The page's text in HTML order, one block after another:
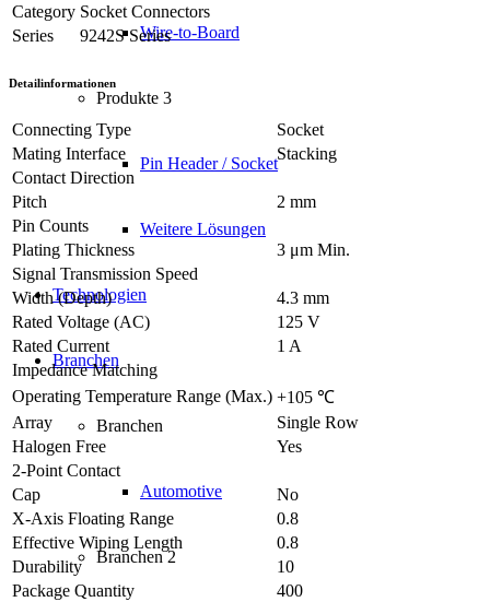
Wire-to-Board
Produkte 3
Pin Header / Socket
Weitere Lösungen
Technologien
Branchen
Branchen
Automotive
Branchen 2
Category Socket Connectors
Series
9242S Series
Detailinformationen
Connecting Type
Socket
Mating Interface
Stacking
Contact Direction
Pitch
2 mm
Pin Counts
Plating Thickness
3 μm Min.
Signal Transmission Speed
Width (Depth)
4.3 mm
Rated Voltage (AC)
125 V
Rated Current
1 A
Impedance Matching
Operating Temperature Range (Max.) +105 ℃
Array
Single Row
Halogen Free
Yes
2-Point Contact
Cap
No
X-Axis Floating Range
0.8
Effective Wiping Length
0.8
Durability
10
Package Quantity
400